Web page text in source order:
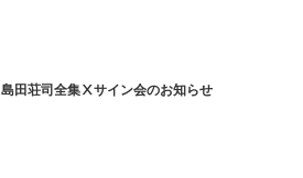
島田荘司全集Ⅹサイン会のお知らせ